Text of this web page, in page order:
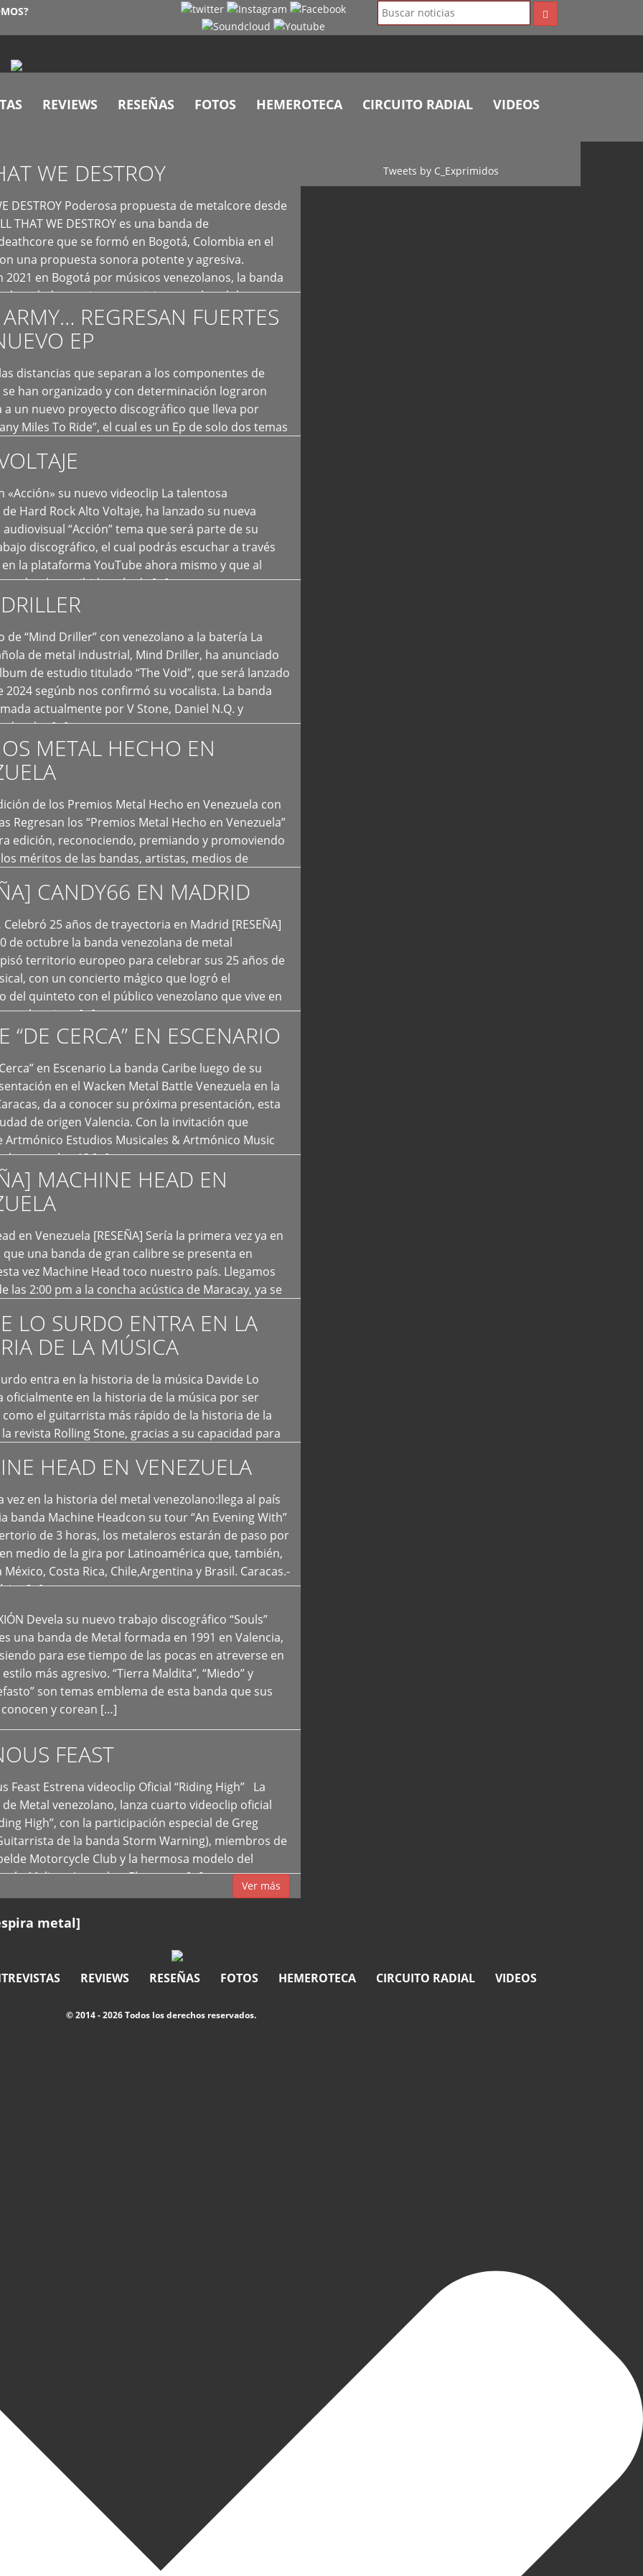
REVIEWS RESEÑAS FOTOS HEMEROTECA CIRCUITO RADIAL VIDEOS
WE DESTROY
DESTROY Poderosa propuesta de metalcore desde
THAT WE DESTROY es una banda de
que se formó en Bogotá, Colombia en el
una propuesta sonora potente y agresiva.
2021 en Bogotá por músicos venezolanos, la banda
demoledores, ritmos vertiginosos y breakdowns
creando […]REGRESAN FUERTES
EP
distancias que separan a los componentes de
se han organizado y con determinación lograron
a un nuevo proyecto discográfico que lleva por
Miles To Ride”, el cual es un Ep de solo dos temas
[…]
«Acción» su nuevo videoclip La talentosa
Hard Rock Alto Voltaje, ha lanzado su nueva
“Acción” tema que será parte de su
discográfico, el cual podrás escuchar a través
la plataforma YouTube ahora mismo y que al
ya ha recibido más de […]
de “Mind Driller” con venezolano a la batería La
de metal industrial, Mind Driller, ha anunciado
de estudio titulado “The Void”, que será lanzado
2024 segúnb nos confirmó su vocalista. La banda
actualmente por V Stone, Daniel N.Q. y
a las […]
METAL HECHO EN
de los Premios Metal Hecho en Venezuela con
Regresan los “Premios Metal Hecho en Venezuela”
edición, reconociendo, premiando y promoviendo
méritos de las bandas, artistas, medios de
tendencias del metal y […]
CANDY66 EN MADRID
Celebró 25 años de trayectoria en Madrid [RESEÑA]
de octubre la banda venezolana de metal
territorio europeo para celebrar sus 25 años de
con un concierto mágico que logró el
del quinteto con el público venezolano que vive en
que los sigue […]
“DE CERCA” EN ESCENARIO
en Escenario La banda Caribe luego de su
en el Wacken Metal Battle Venezuela en la
da a conocer su próxima presentación, esta
de origen Valencia. Con la invitación que
Artmónico Estudios Musicales & Artmónico Music
cumplen 12 […]
MACHINE HEAD EN
en Venezuela [RESEÑA] Sería la primera vez ya en
una banda de gran calibre se presenta en
vez Machine Head toco nuestro país. Llegamos
las 2:00 pm a la concha acústica de Maracay, ya se
LO SURDO ENTRA EN LA
DE LA MÚSICA
entra en la historia de la música Davide Lo
oficialmente en la historia de la música por ser
el guitarrista más rápido de la historia de la
revista Rolling Stone, gracias a su capacidad para
HEAD EN VENEZUELA
vez en la historia del metal venezolano:llega al país
banda Machine Headcon su tour “An Evening With”
de 3 horas, los metaleros estarán de paso por
medio de la gira por Latinoamérica que, también,
México, Costa Rica, Chile,Argentina y Brasil. Caracas.-
[…]
Devela su nuevo trabajo discográfico “Souls”
una banda de Metal formada en 1991 en Valencia,
para ese tiempo de las pocas en atreverse en
más agresivo. “Tierra Maldita”, “Miedo” y
son temas emblema de esta banda que sus
y corean […]
FEAST
Feast Estrena videoclip Oficial “Riding High” La
Metal venezolano, lanza cuarto videoclip oficial
High”, con la participación especial de Greg
de la banda Storm Warning), miembros de
Motorcycle Club y la hermosa modelo del
Melissa Acevedo. El potente […]
Ver más
Tweets by C_Exprimidos
metal]
REVIEWS RESEÑAS FOTOS HEMEROTECA CIRCUITO RADIAL VIDEOS
© 2014 - 2026 Todos los derechos reservados.